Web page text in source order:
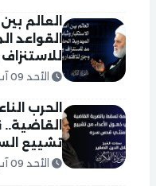
العالم
القواعد
الأحد 09 آب 2026
الحرب
تشييع
الأحد 09 آب 2026